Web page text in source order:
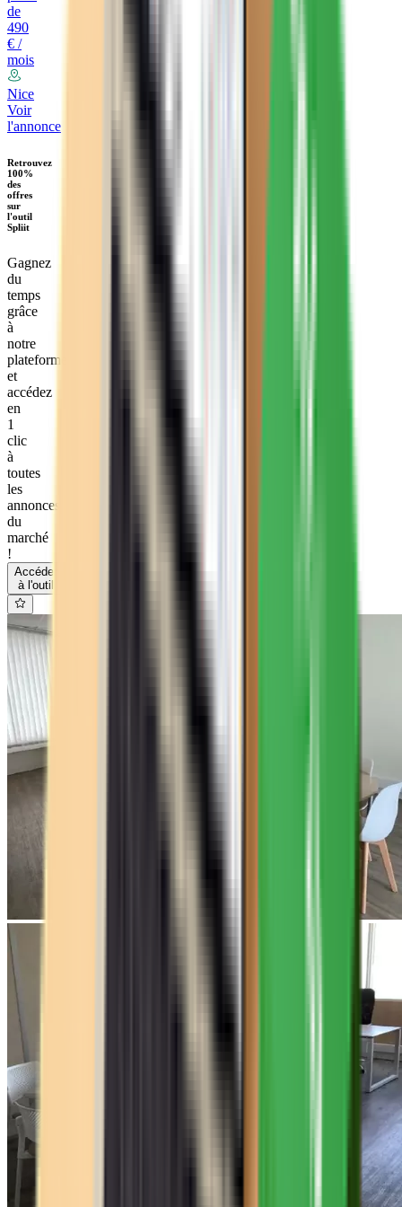
de
490
€ /
mois
Nice
Voir
l'annonce
Retrouvez
100%
des
offres
sur
l'outil
Spliit
Gagnez
du
temps
grâce
à
notre
plateforme
et
accédez
en
1
clic
à
toutes
les
annonces
du
marché
!
Accéder
à l'outil